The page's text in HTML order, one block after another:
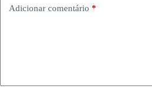
Adicionar comentário *